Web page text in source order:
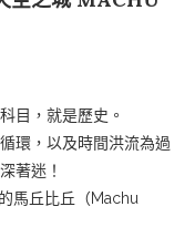
目，就是歷史。
環，以及時間洪流為過
著迷！
馬丘比丘（Machu